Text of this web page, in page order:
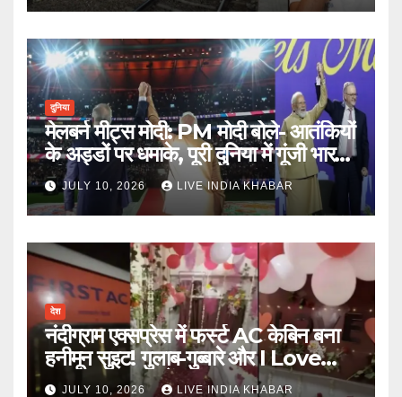
दुनिया
मेलबर्न मीट्स मोदी: PM मोदी बोले- आतंकियों
के अड्डों पर धमाके, पूरी दुनिया में गूंजी भारत
की ताकत
JULY 10, 2026 LIVE INDIA KHABAR
देश
नंदीग्राम एक्सप्रेस में फर्स्ट AC केबिन बना
हनीमून सुइट! गुलाब-गुब्बारे और I Love
You, TTE सस्पेंड
JULY 10, 2026 LIVE INDIA KHABAR